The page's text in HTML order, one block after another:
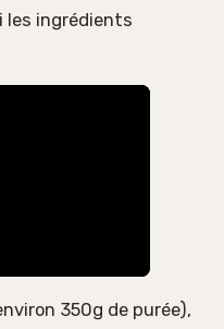
les ingrédients
350g de purée),